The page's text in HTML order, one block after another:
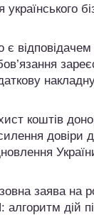
українського
є
коштів
довіри
заява на
алгоритм дій